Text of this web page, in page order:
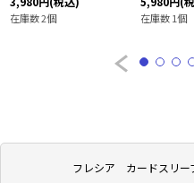
フレシア カードスリ
在庫数 2個 在庫数 1個